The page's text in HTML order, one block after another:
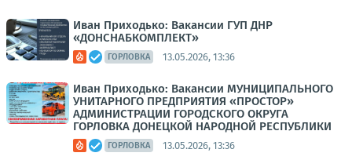
Иван Приходько: Вакансии ГУП ДНР
«ДОНСНАБКОМПЛЕКТ»
ГОРЛОВКА 13.05.2026, 13:36
Иван Приходько: Вакансии МУНИЦИПАЛЬНОГО
УНИТАРНОГО ПРЕДПРИЯТИЯ «ПРОСТОР»
АДМИНИСТРАЦИИ ГОРОДСКОГО ОКРУГА
ГОРЛОВКА ДОНЕЦКОЙ НАРОДНОЙ РЕСПУБЛИКИ
ГОРЛОВКА 13.05.2026, 13:36